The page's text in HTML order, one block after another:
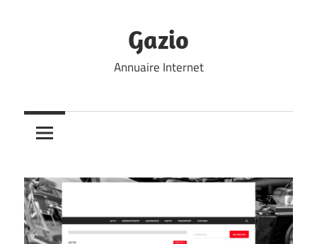
Gazio
Annuaire Internet